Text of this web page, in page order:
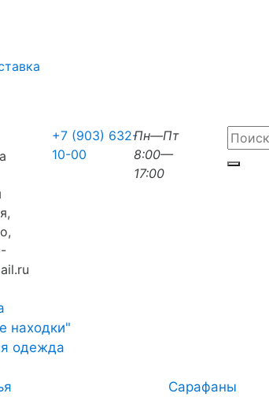
,
+7 (903) 632-
10-00
Пн—Пт
8:00—
17:00
находки"
одежда
Сарафаны